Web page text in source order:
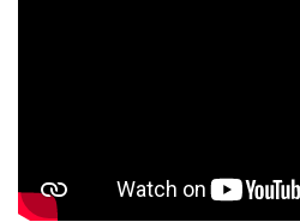
Dezvoltare